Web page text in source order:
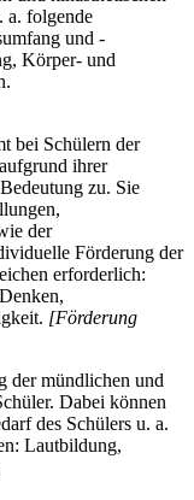
a. folgende
und -
Körper- und
bei Schülern der
ihrer
zu. Sie
der
Förderung der
erforderlich:
[Förderung
der mündlichen und
Dabei können
des Schülers u. a.
Lautbildung,